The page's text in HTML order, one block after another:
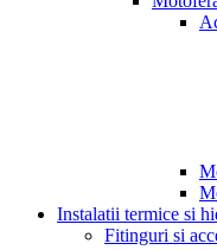
Instalatii termice si
Fitinguri si